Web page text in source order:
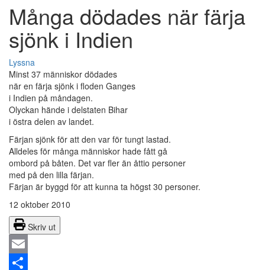
Många dödades när färja
sjönk i Indien
Lyssna
Minst 37 människor dödades
när en färja sjönk i floden Ganges
i Indien på måndagen.
Olyckan hände i delstaten Bihar
i östra delen av landet.
Färjan sjönk för att den var för tungt lastad.
Alldeles för många människor hade fått gå
ombord på båten. Det var fler än åttio personer
med på den lilla färjan.
Färjan är byggd för att kunna ta högst 30 personer.
12 oktober 2010
Skriv ut
Email